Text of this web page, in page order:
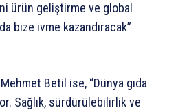
ürün geliştirme ve global
bize ivme kazandıracak”
Betil ise, “Dünya gıda
Sağlık, sürdürülebilirlik ve